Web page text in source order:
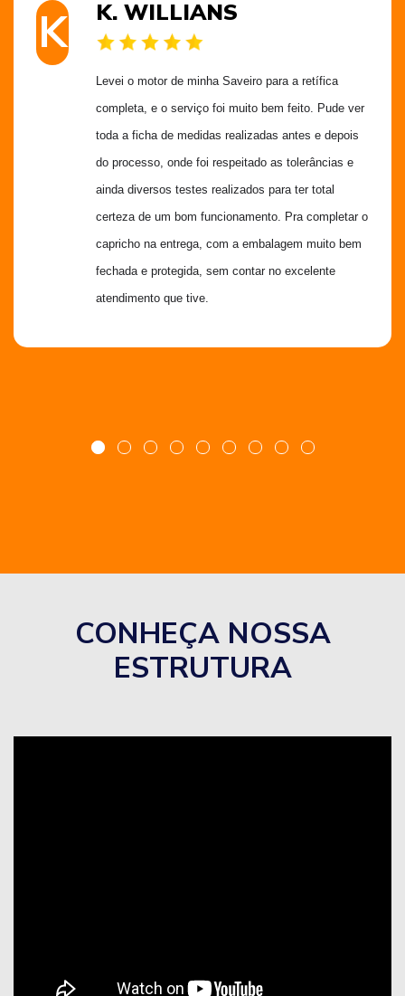
K K. WILLIANS
Levei o motor de minha Saveiro para a retífica
completa, e o serviço foi muito bem feito. Pude ver
toda a ficha de medidas realizadas antes e depois
do processo, onde foi respeitado as tolerâncias e
ainda diversos testes realizados para ter total
certeza de um bom funcionamento. Pra completar o
capricho na entrega, com a embalagem muito bem
fechada e protegida, sem contar no excelente
atendimento que tive.
CONHEÇA NOSSA
ESTRUTURA